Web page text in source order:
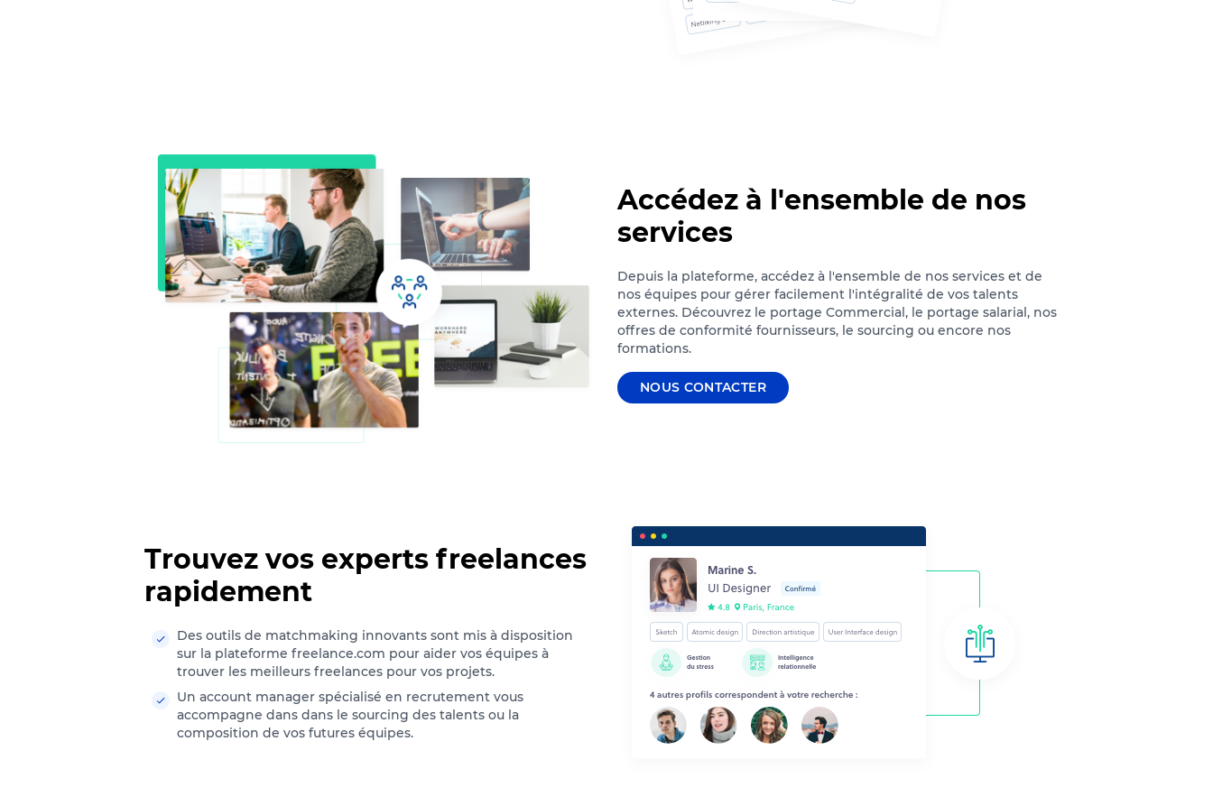
Accédez à l'ensemble de nos
services
Depuis la plateforme, accédez à l'ensemble de nos services et de
nos équipes pour gérer facilement l'intégralité de vos talents
externes. Découvrez le portage Commercial, le portage salarial, nos
offres de conformité fournisseurs, le sourcing ou encore nos
formations.
NOUS CONTACTER
Trouvez vos experts freelances
rapidement
Des outils de matchmaking innovants sont mis à disposition
sur la plateforme freelance.com pour aider vos équipes à
trouver les meilleurs freelances pour vos projets.
Un account manager spécialisé en recrutement vous
accompagne dans dans le sourcing des talents ou la
composition de vos futures équipes.